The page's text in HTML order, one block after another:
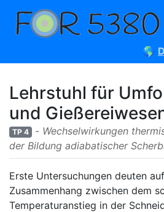
🌎
Lehrstuhl für
und
TP 4 - Wechselwirkungen
der Bildung adiabatischer
Erste Untersuchungen deuten
Zusammenhang zwischen dem
Temperaturanstieg in der